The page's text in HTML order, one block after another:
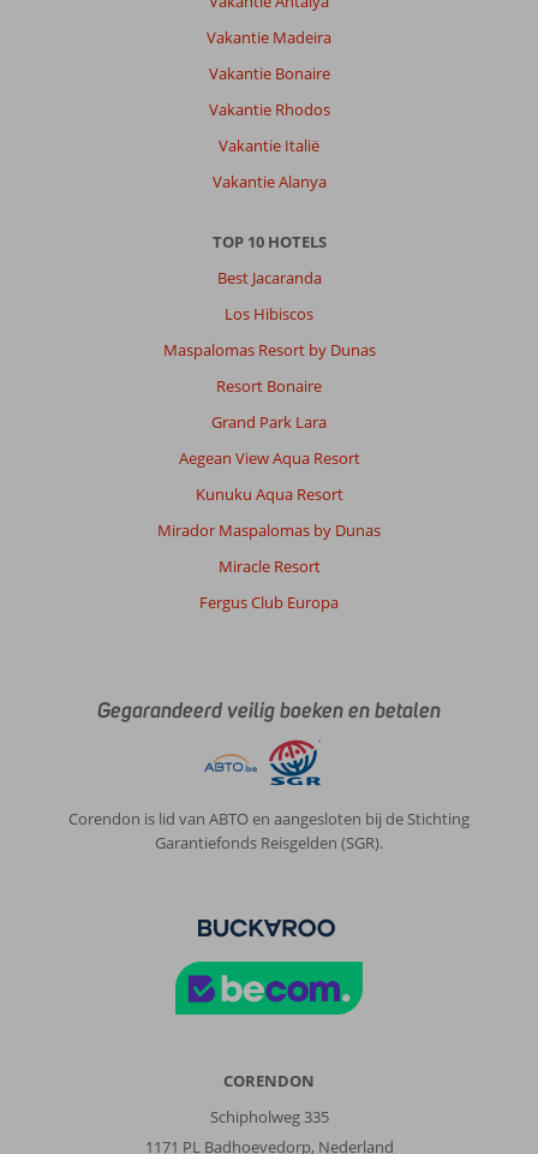
Vakantie Madeira
Vakantie Bonaire
Vakantie Rhodos
Vakantie Italië
Vakantie Alanya
TOP 10 HOTELS
Best Jacaranda
Los Hibiscos
Maspalomas Resort by Dunas
Resort Bonaire
Grand Park Lara
Aegean View Aqua Resort
Kunuku Aqua Resort
Mirador Maspalomas by Dunas
Miracle Resort
Fergus Club Europa
Gegarandeerd veilig boeken en betalen
Corendon is lid van ABTO en aangesloten bij de Stichting
Garantiefonds Reisgelden (SGR).
CORENDON
Schipholweg 335
1171 PL Badhoevedorp, Nederland